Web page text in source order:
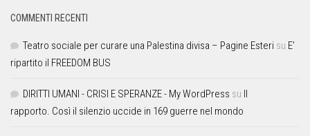
COMMENTI RECENTI
Teatro sociale per curare una Palestina divisa – Pagine Esteri su E’
ripartito il FREEDOM BUS
DIRITTI UMANI - CRISI E SPERANZE - My WordPress su Il
rapporto. Così il silenzio uccide in 169 guerre nel mondo